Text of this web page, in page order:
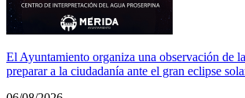
El Ayuntamiento organiza una observación de
preparar a la ciudadanía ante el gran eclipse